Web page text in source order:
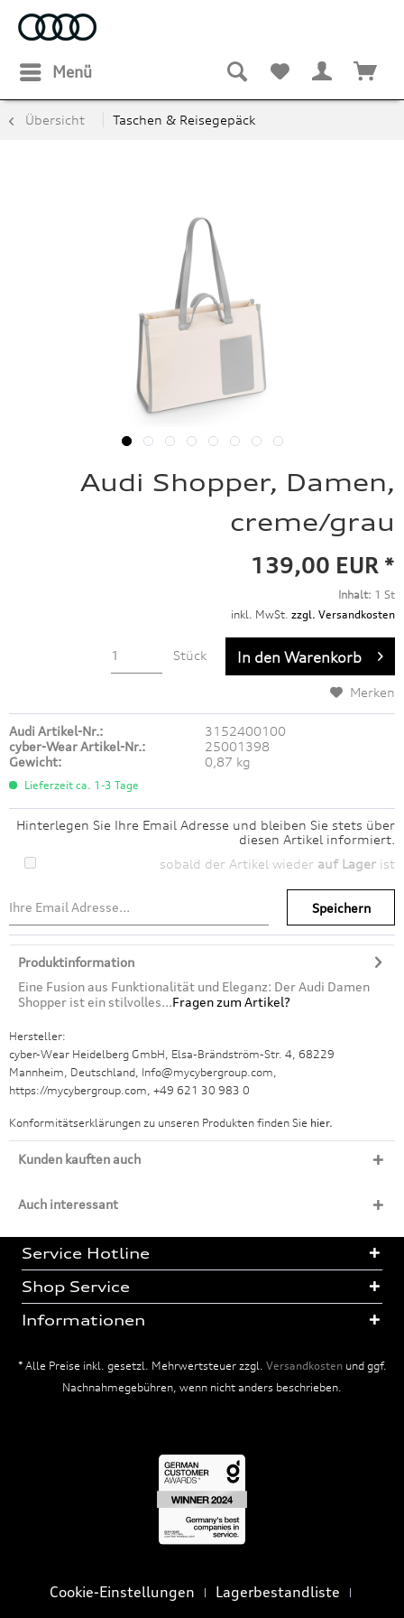
Menü
Übersicht Taschen & Reisegepäck
Audi Shopper, Damen,
creme/grau
139,00 EUR *
Inhalt: 1 St
inkl. MwSt. zzgl. Versandkosten
Stück In den Warenkorb
Merken
Audi Artikel-Nr.:
3152400100
cyber-Wear Artikel-Nr.:
25001398
Gewicht:
0,87 kg
Lieferzeit ca. 1-3 Tage
Hinterlegen Sie Ihre Email Adresse und bleiben Sie stets über
diesen Artikel informiert.
sobald der Artikel wieder auf Lager ist
Speichern
Produktinformation
Eine Fusion aus Funktionalität und Eleganz: Der Audi Damen
Shopper ist ein stilvolles...Fragen zum Artikel?
Hersteller:
cyber-Wear Heidelberg GmbH, Elsa-Brändström-Str. 4, 68229
Mannheim, Deutschland, Info@mycybergroup.com,
https://mycybergroup.com, +49 621 30 983 0
Konformitätserklärungen zu unseren Produkten finden Sie hier.
Kunden kauften auch
Auch interessant
Service Hotline
Shop Service
Informationen
* Alle Preise inkl. gesetzl. Mehrwertsteuer zzgl. Versandkostenund ggf.
Nachnahmegebühren, wenn nicht anders beschrieben.
Cookie-Einstellungen Lagerbestandliste